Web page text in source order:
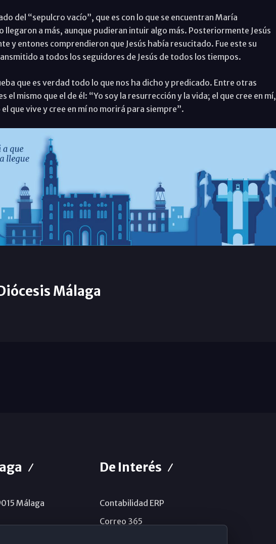
del “sepulcro vacío”, que es con lo que se encuentran María
llegaron a más, aunque pudieran intuir algo más. Posteriormente Jesús
y entones comprendieron que Jesús había resucitado. Fue este su
a todos los seguidores de Jesús de todos los tiempos.
que es verdad todo lo que nos ha dicho y predicado. Entre otras
el mismo que el de él: “Yo soy la resurrección y la vida; el que cree en mí,
que vive y cree en mí no morirá para siempre”.
Málaga
Málaga
De Interés
Contabilidad ERP
Correo 365